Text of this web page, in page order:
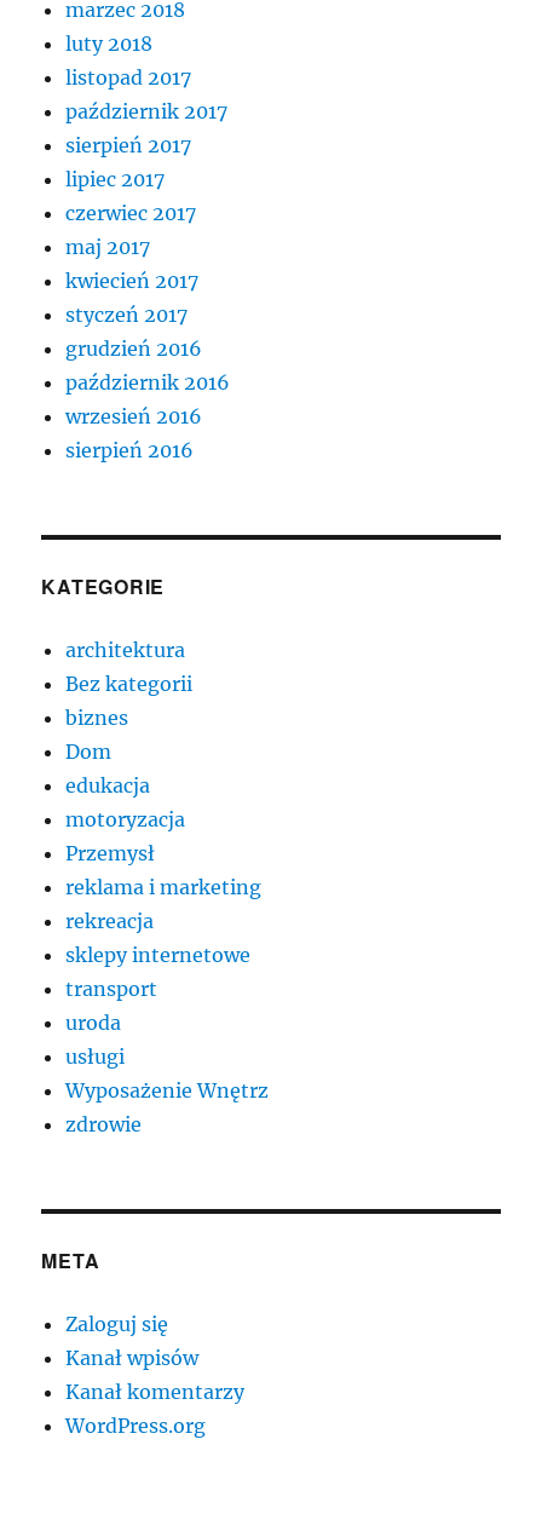
marzec 2018
luty 2018
listopad 2017
październik 2017
sierpień 2017
lipiec 2017
czerwiec 2017
maj 2017
kwiecień 2017
styczeń 2017
grudzień 2016
październik 2016
wrzesień 2016
sierpień 2016
KATEGORIE
architektura
Bez kategorii
biznes
Dom
edukacja
motoryzacja
Przemysł
reklama i marketing
rekreacja
sklepy internetowe
transport
uroda
usługi
Wyposażenie Wnętrz
zdrowie
META
Zaloguj się
Kanał wpisów
Kanał komentarzy
WordPress.org